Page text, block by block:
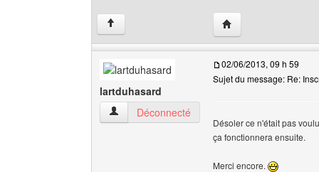
↑ Visiter le site web
lartduhasard
lartduhasard Voir le profil de l'utilisateur
Déconnecté
02/06/2013, 09 h 59
Sujet du message: Re:
Désoler ce n'était pas
ça fonctionnera ensuite.
Merci encore.